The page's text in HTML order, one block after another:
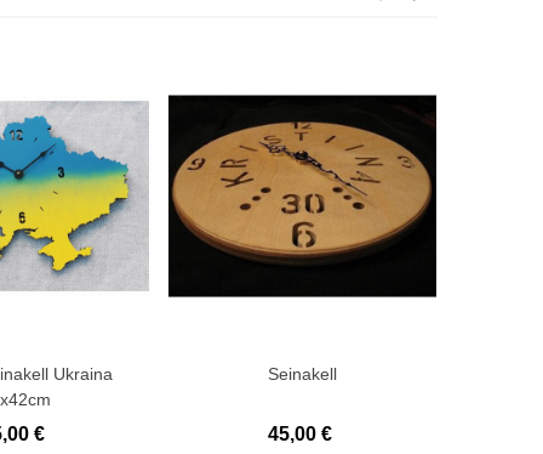
Ukraina
€
Seinakell
45,00 €